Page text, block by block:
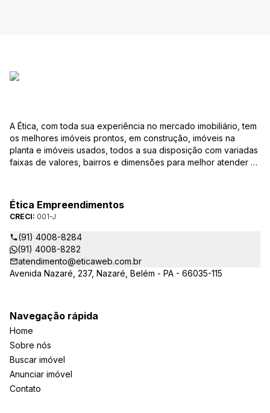
A Ética, com toda sua experiência no mercado imobiliário, tem
os melhores imóveis prontos, em construção, imóveis na
planta e imóveis usados, todos a sua disposição com variadas
faixas de valores, bairros e dimensões para melhor atender as
sempre prontos para responder-lhe todas as suas dúvidas
sobre casas, apartamentos, terrenos, salas comerciais e
outros produtos imobiliários.
Ética Empreendimentos
CRECI: 001-J
(91) 4008-8284
(91) 4008-8282
atendimento@eticaweb.com.br
Avenida Nazaré, 237, Nazaré, Belém - PA - 66035-115
Navegação rápida
Home
Sobre nós
Buscar imóvel
Anunciar imóvel
Contato